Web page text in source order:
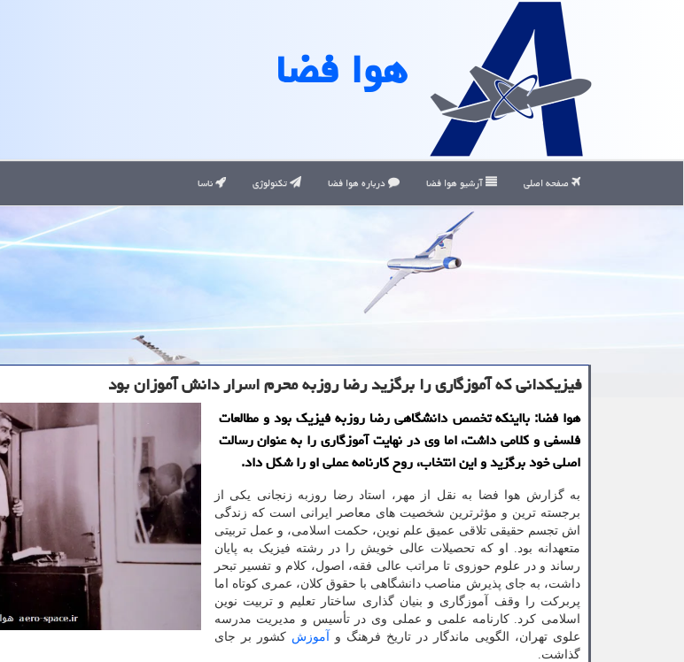
هوا فضا
صفحه اصلی آرشیو هوا فضا درباره هوا فضا تکنولوژی ناسا
فیزیکدانی که آموزگاری را برگزید رضا روزبه محرم اسرار دانش آموزان بود
هوا فضا: بااینکه تخصص دانشگاهی رضا روزبه فیزیک بود و مطالعات
فلسفی و کلامی داشت، اما وی در نهایت آموزگاری را به عنوان رسالت
اصلی خود برگزید و این انتخاب، روح کارنامه عملی او را شکل داد.
به گزارش هوا فضا به نقل از مهر، استاد رضا روزبه زنجانی یکی از
برجسته ترین و مؤثرترین شخصیت های معاصر ایرانی است که زندگی
اش تجسم حقیقی تلاقی عمیق علم نوین، حکمت اسلامی، و عمل تربیتی
متعهدانه بود. او که تحصیلات عالی خویش را در رشته فیزیک به پایان
رساند و در علوم حوزوی تا مراتب عالی فقه، اصول، کلام و تفسیر تبحر
داشت، به جای پذیرش مناصب دانشگاهی با حقوق کلان، عمری کوتاه اما
پربرکت را وقف آموزگاری و بنیان گذاری ساختار تعلیم و تربیت نوین
اسلامی کرد. کارنامه علمی و عملی وی در تأسیس و مدیریت مدرسه
علوی تهران، الگویی ماندگار در تاریخ فرهنگ و
آموزش کشور بر جای
گذاشت.